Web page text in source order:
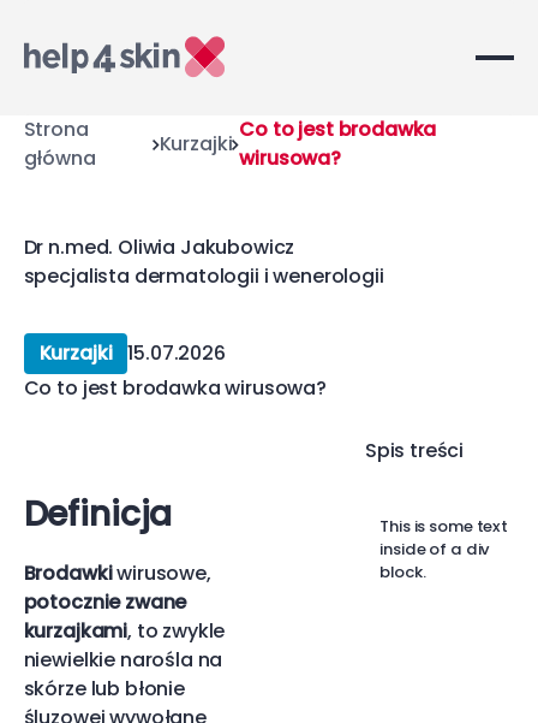
Strona
główna
Kurzajki
Co to jest brodawka
wirusowa?
Dr n.med. Oliwia Jakubowicz
specjalista dermatologii i wenerologii
Kurzajki 15.07.2026
Co to jest brodawka wirusowa?
Definicja
Brodawkiwirusowe,
potocznie zwane
kurzajkami, to zwykle
niewielkie narośla na
skórze lub błonie
Spis treści
This is some text
inside of a div
block.